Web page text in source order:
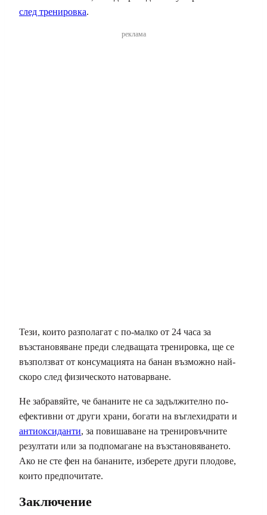
след тренировка.
реклама
Тези, които разполагат с по-малко от 24 часа за
възстановяване преди следващата тренировка, ще се
възползват от консумацията на банан възможно най-
скоро след физическото натоварване.
Не забравяйте, че бананите не са задължително по-
ефективни от други храни, богати на въглехидрати и
антиоксиданти, за повишаване на тренировъчните
резултати или за подпомагане на възстановяването.
Ако не сте фен на бананите, изберете други плодове,
които предпочитате.
Заключение